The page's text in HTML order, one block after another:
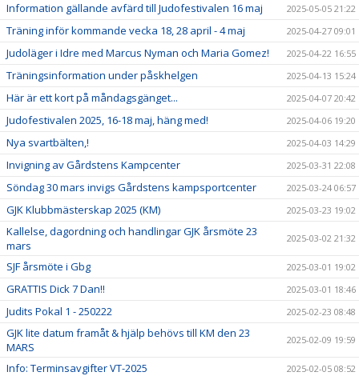
Information gällande avfärd till Judofestivalen 16 maj 2025-05-05 21:22
Träning inför kommande vecka 18, 28 april - 4 maj 2025-04-27 09:01
Judoläger i Idre med Marcus Nyman och Maria Gomez! 2025-04-22 16:55
Träningsinformation under påskhelgen 2025-04-13 15:24
Här är ett kort på måndagsgänget... 2025-04-07 20:42
Judofestivalen 2025, 16-18 maj, häng med! 2025-04-06 19:20
Nya svartbälten,! 2025-04-03 14:29
Invigning av Gårdstens Kampcenter 2025-03-31 22:08
Söndag 30 mars invigs Gårdstens kampsportcenter 2025-03-24 06:57
GJK Klubbmästerskap 2025 (KM) 2025-03-23 19:02
Kallelse, dagordning och handlingar GJK årsmöte 23
mars
2025-03-02 21:32
SJF årsmöte i Gbg 2025-03-01 19:02
GRATTIS Dick 7 Dan!! 2025-03-01 18:46
Judits Pokal 1 - 250222 2025-02-23 08:48
GJK lite datum framåt & hjälp behövs till KM den 23
MARS
2025-02-09 19:59
Info: Terminsavgifter VT-2025 2025-02-05 08:52